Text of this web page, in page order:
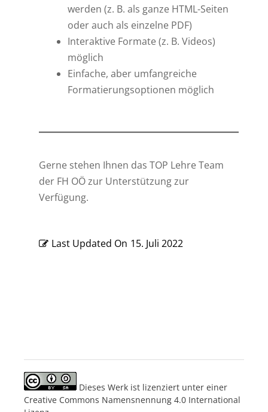
werden (z. B. als ganze HTML-Seiten
oder auch als einzelne PDF)
Interaktive Formate (z. B. Videos)
möglich
Einfache, aber umfangreiche
Formatierungsoptionen möglich
Gerne stehen Ihnen das TOP Lehre Team
der FH OÖ zur Unterstützung zur
Verfügung.
Last Updated On 15. Juli 2022
Dieses Werk ist lizenziert unter einer
Creative Commons Namensnennung 4.0 International